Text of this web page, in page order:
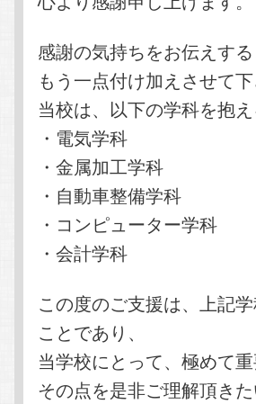
感謝の気持ちをお伝えす
もう一点付け加えさせて下
当校は、以下の学科を抱
・電気学科
・金属加工学科
・自動車整備学科
・コンピューター学科
・会計学科
この度のご支援は、上記
ことであり、
当学校にとって、極めて
その点を是非ご理解頂きた